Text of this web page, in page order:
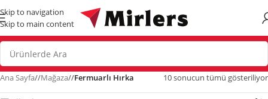
Skip to navigation
Skip to main content
Ana Sayfa/ Mağaza/ Fermuarlı Hırka 10 sonucun tümü gösteriliyor